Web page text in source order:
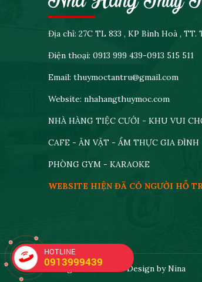
Địa chỉ: 27C TL 833 , KP Bình Hoà ,
Điện thoại: 0913 999 439-0913 515 511
Email: thuymoctantru@gmail.com
Website: nhahangthuymoc.com
NHÀ HÀNG TIỆC CƯỚI - KHU VUI
CAFE - ĂN VẶT - ẨM THỰC GIA ĐÌNH
PHÒNG GYM - KARAOKE
WEBSITE HIỆN ĐÃ CÓ NGƯỜI HỖ
All rights reserved. Design by Nina
HOTLINE
0913999439